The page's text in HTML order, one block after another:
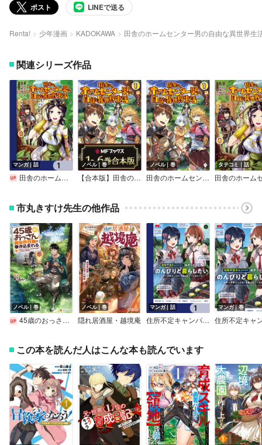
ポスト LINEで送る
Renta! 少年漫画 KADOKAWA 田舎のホームセンター男の自由な異世界生
関連シリーズ作品
マンガ｜話
田舎のホームセンター男の自由な異世界生活【分冊版】
ノベル｜巻
【合本版】田舎のホームセンター男の自由な異世界生活
ノベル｜巻
田舎のホームセンター男の自由な異世界生活
タテコミ｜話
市丸きすけ先生の他作品
ノベル｜巻
45歳のおっさん、異世界召喚に巻き込まれる
ノベル｜巻
隠れ居酒屋・越境庵
マンガ｜話
住所不定キャンパーはダンジョンでのんびりと暮らしたい【分冊版】
マンガ｜巻
この本を読んだ人はこんな本も読んでいます